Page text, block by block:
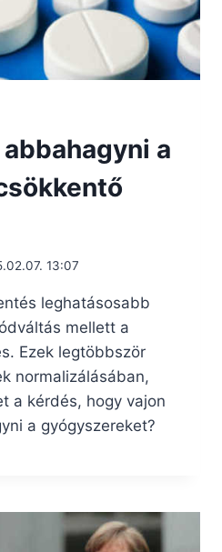
a
13:07
leghatásosabb
mellett a
Ezek legtöbbször
normalizálásában,
a kérdés, hogy vajon
a gyógyszereket?